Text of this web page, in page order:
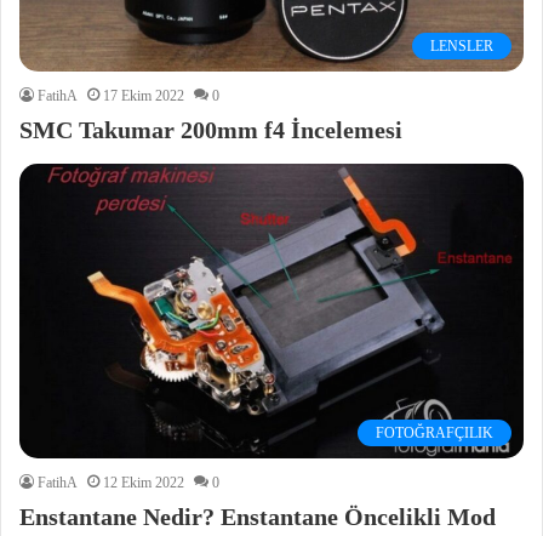
LENSLER
FatihA 17 Ekim 2022 0
SMC Takumar 200mm f4 İncelemesi
FOTOĞRAFÇILIK
FatihA 12 Ekim 2022 0
Enstantane Nedir? Enstantane Öncelikli Mod